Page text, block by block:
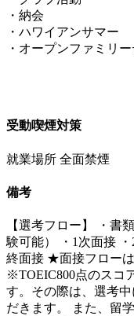
・納会
・ハワイアンサマー
・オープンファミリ
受動喫煙対策
就業場所 全面禁煙
備考
【選考フロー】 ・書
験可能） ・1次面接
終面接 ★面接フローは
※TOEIC800点のスコ
す。その際は、選考
だきます。 また、留